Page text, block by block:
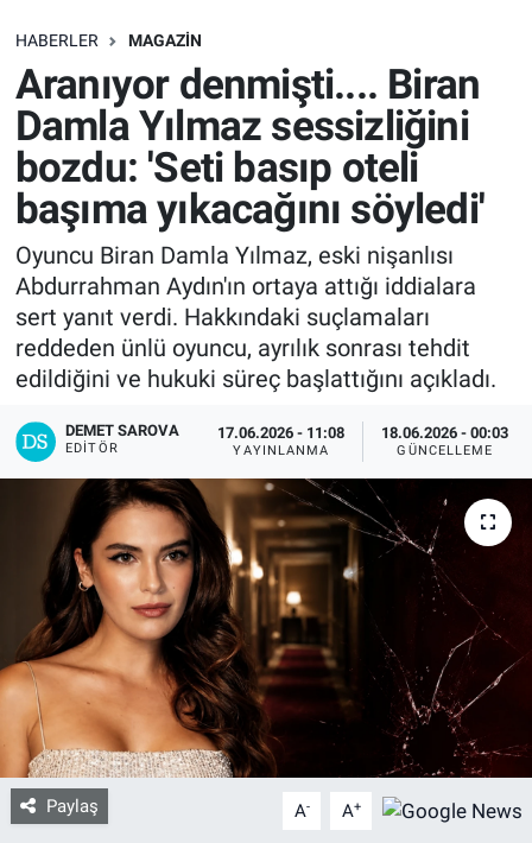
HABERLER MAGAZIN
Aranıyor denmişti.... Biran
Damla Yılmaz sessizliğini
bozdu: 'Seti basıp oteli
başıma yıkacağını söyledi'
Oyuncu Biran Damla Yılmaz, eski nişanlısı
Abdurrahman Aydın'ın ortaya attığı iddialara
sert yanıt verdi. Hakkındaki suçlamaları
reddeden ünlü oyuncu, ayrılık sonrası tehdit
edildiğini ve hukuki süreç başlattığını açıkladı.
DEMET SAROVA
EDITÖR
17.06.2026 - 11:08
YAYINLANMA
18.06.2026 - 00:03
GÜNCELLEME
Paylaş A- A+
SAĞLIK
EKONOMİ
EĞİTİM
ÖZEL HABER
Keşfet
ASTROLOJİ
İLAN
Bize ulaşın
İletişim/Künye
Yaşam
Gözden Kaçmasın
İletişim (Künye)